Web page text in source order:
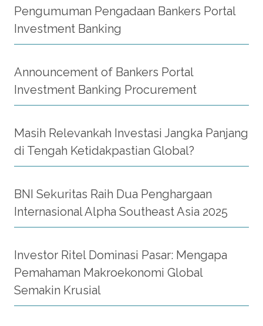
Pengumuman Pengadaan Bankers Portal
Investment Banking
Announcement of Bankers Portal
Investment Banking Procurement
Masih Relevankah Investasi Jangka Panjang
di Tengah Ketidakpastian Global?
BNI Sekuritas Raih Dua Penghargaan
Internasional Alpha Southeast Asia 2025
Investor Ritel Dominasi Pasar: Mengapa
Pemahaman Makroekonomi Global
Semakin Krusial